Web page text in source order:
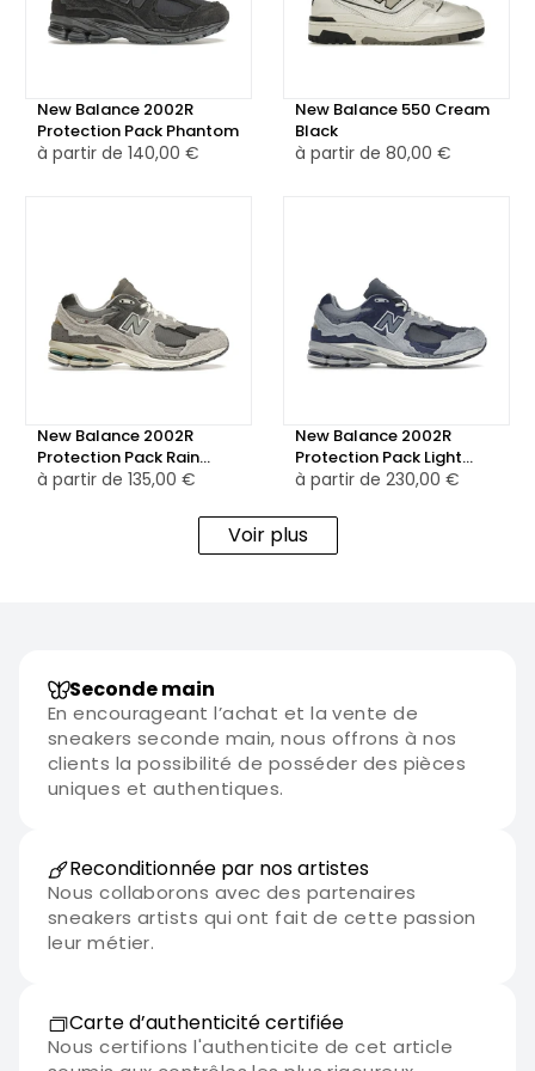
Cette collaboration se distingue par sa finition premium,
son coloris intemporel et son design minimaliste, avec
chaussure réussie aux yeux des amateurs de sneakers.
New Balance 2002R
Protection Pack Phantom
à partir de 140,00 €
New Balance 550 Cream
Black
à partir de 80,00 €
New Balance 2002R
Protection Pack Rain
Cloud
à partir de 135,00 €
New Balance 2002R
Protection Pack Light
Arctic Grey Purple
à partir de 230,00 €
Voir plus
Seconde main
En encourageant l’achat et la vente de
sneakers seconde main, nous offrons à nos
clients la possibilité de posséder des pièces
uniques et authentiques.
Reconditionnée par nos artistes
Nous collaborons avec des partenaires
sneakers artists qui ont fait de cette passion
leur métier.
Carte d’authenticité certifiée
Nous certifions l'authenticite de cet article